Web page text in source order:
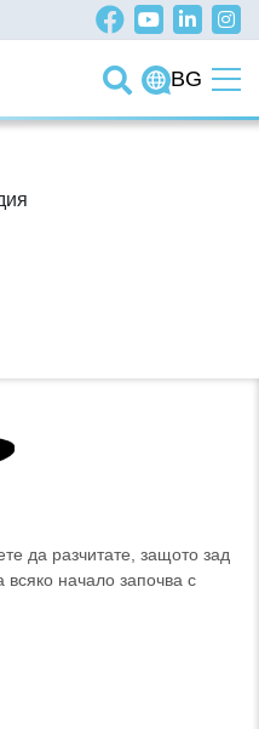
BG
да разчитате, защото зад
всяко начало започва с